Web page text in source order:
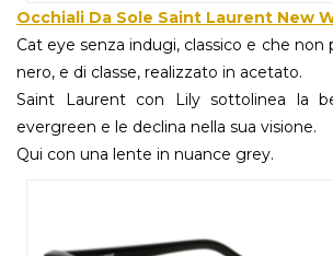
Occhiali Da Sole Saint Laurent New
Cat eye senza indugi, classico e che non
nero, e di classe, realizzato in acetato.
Saint Laurent con Lily sottolinea la
evergreen e le declina nella sua visione.
Qui con una lente in nuance grey.